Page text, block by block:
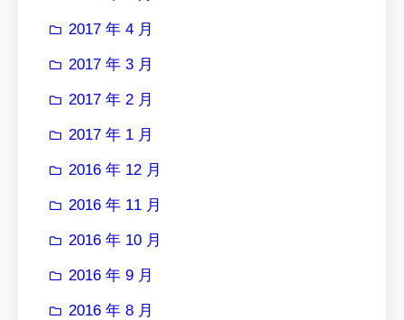
2017 年 4 月
2017 年 3 月
2017 年 2 月
2017 年 1 月
2016 年 12 月
2016 年 11 月
2016 年 10 月
2016 年 9 月
2016 年 8 月